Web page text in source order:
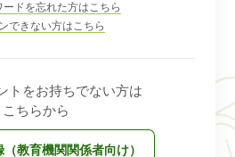
ードを忘れた方はこちら
できない方はこちら
トをお持ちでない方は
こちらから
教育機関関係者向け）